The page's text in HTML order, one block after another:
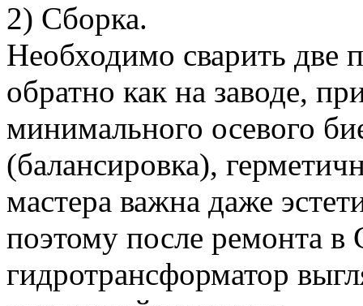
2) Сборка.
Необходимо сварить две
обратно как на заводе,
минимального осевого
(балансировка),
мастера важна даже
поэтому после ремонта в
гидротрансформатор